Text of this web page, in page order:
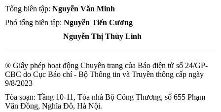
Tổng biên tập: Nguyễn Văn Minh
Phó tổng biên tập: Nguyễn Tiến Cường
Nguyễn Thị Thùy Linh
® Giấy phép hoạt động Chuyên trang của Báo điện tử số 24/GP-
CBC do Cục Báo chí - Bộ Thông tin và Truyền thông cấp ngày
9/8/2023
Tòa soạn: Tầng 10-11, Tòa nhà Bộ Công Thương, số 655 Phạm
Văn Đồng, Nghĩa Đô, Hà Nội.